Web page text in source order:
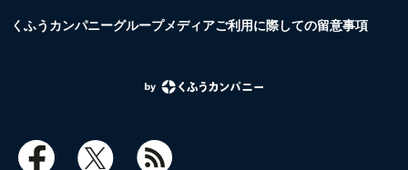
くふうカンパニーグループメディアご利用に際しての留意事項